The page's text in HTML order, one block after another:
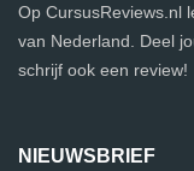
Op CursusReviews.nl
van Nederland. Deel
schrijf ook een review!
NIEUWSBRIEF